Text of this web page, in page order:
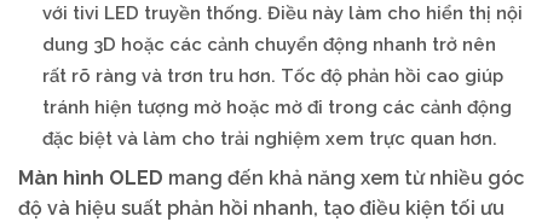
với tivi LED truyền thống. Điều này làm cho hiển thị nội
dung 3D hoặc các cảnh chuyển động nhanh trở nên
rất rõ ràng và trơn tru hơn. Tốc độ phản hồi cao giúp
tránh hiện tượng mờ hoặc mờ đi trong các cảnh động
đặc biệt và làm cho trải nghiệm xem trực quan hơn.
Màn hình OLED mang đến khả năng xem từ nhiều góc
độ và hiệu suất phản hồi nhanh, tạo điều kiện tối ưu